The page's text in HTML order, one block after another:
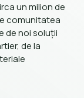
un milion de
comunitatea
de noi soluții
de la